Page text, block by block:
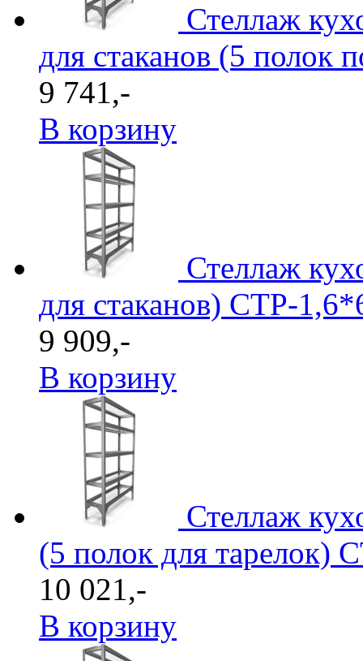
Стеллаж
для стаканов (5 полок
9 741,-
В корзину
Стеллаж
для стаканов) СТР-
9 909,-
В корзину
Стеллаж
(5 полок для тарелок)
10 021,-
В корзину